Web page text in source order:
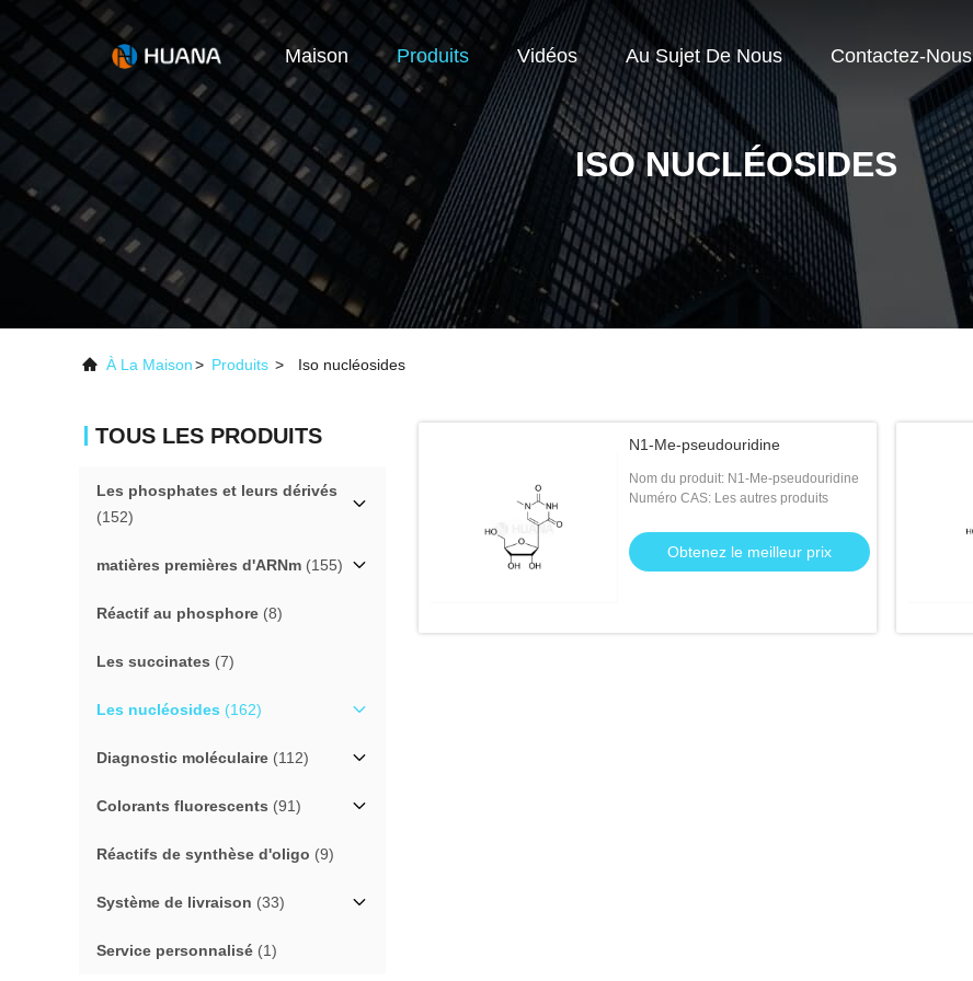
Maison Produits Vidéos Au Sujet De Nous Contactez-Nous
ISO NUCLÉOSIDES
À La Maison> Produits > Iso nucléosides
TOUS LES PRODUITS
Les phosphates et leurs dérivés
(152)
matières premières d'ARNm (155)
Réactif au phosphore (8)
Les succinates (7)
Les nucléosides (162)
Diagnostic moléculaire (112)
Colorants fluorescents (91)
Réactifs de synthèse d'oligo (9)
Système de livraison (33)
Service personnalisé (1)
N1-Me-pseudouridine
Nom du produit: N1-Me-pseudouridine
Numéro CAS: Les autres produits
Obtenez le meilleur prix